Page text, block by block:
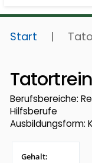
Start |
Berufsbereiche:
Hilfsberufe
Ausbildungsform:
Gehalt: